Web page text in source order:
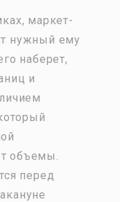
маркет-
нужный ему
наберет,
и
объемы.
перед